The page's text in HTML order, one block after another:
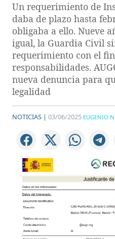
Un requerimiento de
daba de plazo hasta
obligaba a ello. Nueve
igual, la Guardia Civil
requerimiento con el
responsabilidades.
nueva denuncia para
legalidad
NOTICIAS | 03/06/2025 EUGENIO